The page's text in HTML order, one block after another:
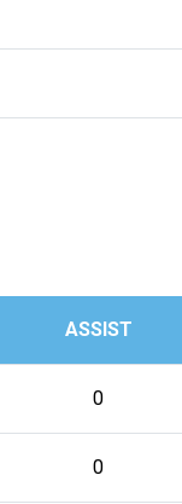
ASSIST
0
0